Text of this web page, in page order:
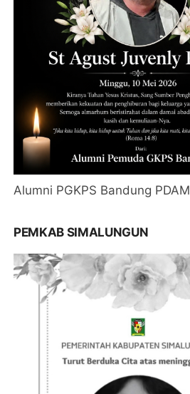
Alumni PGKPS Bandung PDAM
PEMKAB SIMALUNGUN